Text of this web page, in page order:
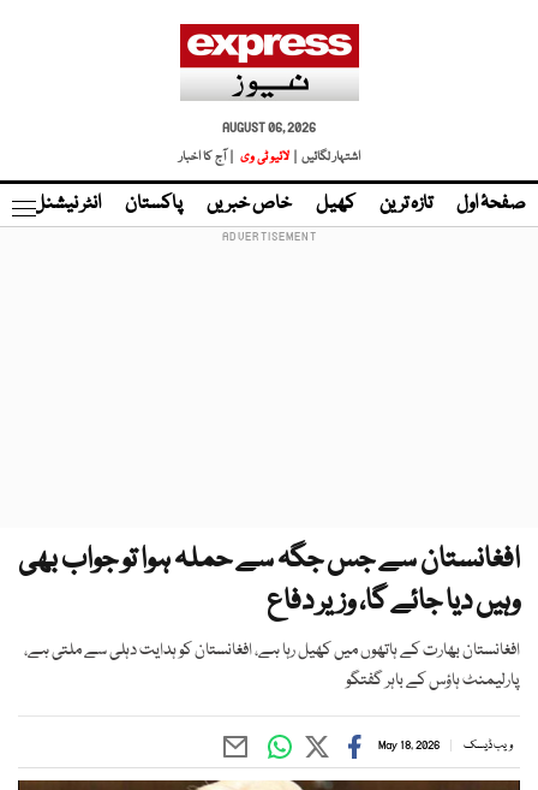
AUGUST 06, 2026
اشتہار لگائیں |
لائیو ٹی وی | آج کا اخبار
صفحۂ اول تازہ ترین کھیل خاص خبریں پاکستان انٹر نیشنل
افغانستان سے جس جگہ سے حملہ ہوا تو جواب بھی
وہیں دیا جائے گا، وزیر دفاع
افغانستان بھارت کے ہاتھوں میں کھیل رہا ہے، افغانستان کو ہدایت دہلی سے ملتی ہے،
پارلیمنٹ ہاؤس کے باہر گفتگو
ویب ڈیسک May 18, 2026